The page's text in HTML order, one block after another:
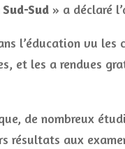
Sud » a déclaré
l’éducation vu les
et les a rendues
de nombreux
résultats aux